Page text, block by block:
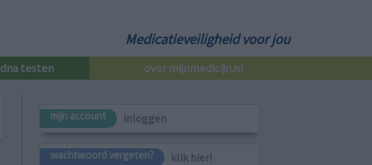
Medicatieveiligheid voor jou
dna testen over mijnmedicijn.nl
mijn account inloggen
wachtwoord vergeten? klik hier!